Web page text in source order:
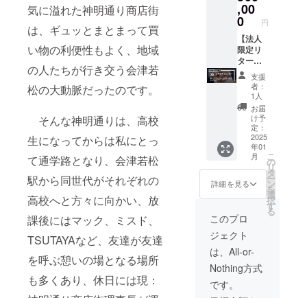
気に溢れた神明通り商店街
は、ギュッとまとまって買
い物の利便性もよく、地域
の人たちが行き交う会津若
松の大動脈だったのです。
そんな神明通りは、高校
生になってからは私にとっ
て通学路となり、会津若松
駅から同世代がそれぞれの
高校へと方々に向かい、放
課後にはマック、ミスド、
TSUTAYAなど、友達が友達
を呼ぶ憩いの場となる場所
も多くあり、休日には現：
載期
間：事
業が存
続する
限り掲
載 ・掲
載方
法：文
字のみ
掲載 ・
注意事
項：支
援時、
必ず備
考欄に
掲載を
希望さ
れるお
名前を
ご記入
くださ
い。
1074
号） ・
※20歳未
満の者
による
飲酒は
法令で
禁止さ
れてい
ます。
20歳未
満の方
はこの
リター
ンを選
択でき
ませ
ん。 ※
及び添
加物等
の食品
表示は
お届け
商品の
のラベ
ルに表
記され
ます。
商品開
封前に
は必ず
お届け
のリ
ターン
に貼付
された
ラベル
や注意
くださ
い。」
リー
ブック
につい
て ・掲
載期
間：事
に会社
ロゴを
掲載し
ま
す。）
・プロ
ジェク
ト立ち
上げか
らの関
係者の
熱い想
いと施
設紹介
で構成
ストー
リー
に、ご
支援頂
いた方
のお名
前
（ニッ
公式
webサ
ご支援
頂いた
方のお
名前
（ニッ
クネー
ム）を
掲載し
ます。
（法人
様の場
合、公
サイト
に会社
掲載し
す。）
・プロ
ジェク
ト立ち
らの関
時期：
2025年
1月頃に
郵送 ・
対象店
舗：神
明通り
約50店
舗で使
用可能
・有効
期限：
2025年
12月末
まで使
用可能
●ストー
につい
載期
間：事
続する
ストー
リー
ブック
に、ご
支援頂
いた方
のお名
（ニッ
クネー
ム）を
掲載し
ます（※
ストー
リー
ブック
は郵送
先行見
学につ
いて ・
場所：
會津商
人館
ス）を
掲載
し、ス
トー
リー
ブック
は郵送
します
（10部
程度）
③プロ
ジェク
トメン
バーと
神明通
り商店
街メン
バーで
厳選し
たギフ
ト or コ
ワーキ
ングス
ペース
お試し
を掲載
しま
す。 ②
プロ
ジェク
ト立ち
上げか
らの関
係者の
熱い想
いと施
設紹介
で構成
する、
ストー
リー
ブック
に会社
ロゴ、
紹介文
（中ス
ペー
ス）を
掲載
し、ス
,00
0 円
【法人
限定リ
ター
ン プ
ラチナ
スポン
サー】
①開業
サポー
ター企
業とし
て、公
式web
サイト
に会社
ロゴと
紹介文
を掲載
しま
す。 ②
プロ
ジェク
支援
者：
1人
お届
け予
定：
2025
年01
月
詳細を見る
こ
の
リ
タ
ー
ン
を
選
択
す
る
このプロ
ジェクト
は、All-or-
Nothing方式
です。